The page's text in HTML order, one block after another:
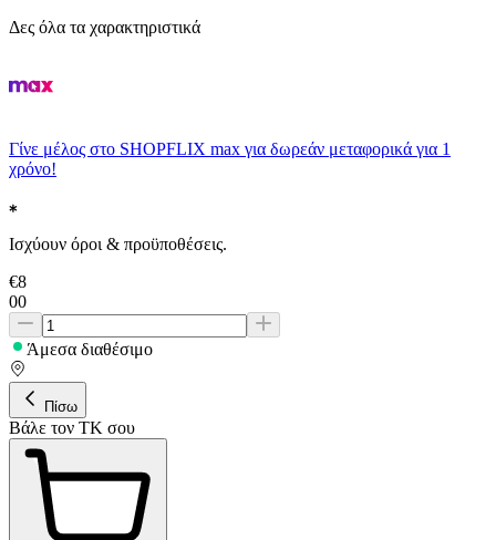
Δες όλα τα χαρακτηριστικά
Γίνε μέλος στο SHOPFLIX max για δωρεάν μεταφορικά για 1
χρόνο!
Ισχύουν όροι & προϋποθέσεις.
€8
00
Άμεσα διαθέσιμο
Πίσω
Βάλε τον ΤΚ σου